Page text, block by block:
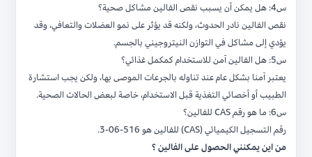
س4: هل يمكن أن يسبب نقص الفالين مشاكل صحية؟
نقص الفالين نادر الحدوث، ولكنه قد يؤثر على نمو العضلات والتعافي، وقد
يؤدي إلى مشاكل في التوازن النيتروجيني بالجسم.
س5: هل الفالين آمن للاستخدام كمكمل غذائي؟
يعتبر آمنا بشكل عام عند تناوله بالجرعات الموصى بها، ولكن يجب استشارة
الطبيب أو أخصائي التغذية قبل الاستخدام، خاصة لبعض الحالات الصحية.
س6: ما هو رقم CAS للفالين؟
رقم التسجيل الكيميائي (CAS) للفالين هو 516-06-3.
من اين يمكنني الحصول على الفالين ؟